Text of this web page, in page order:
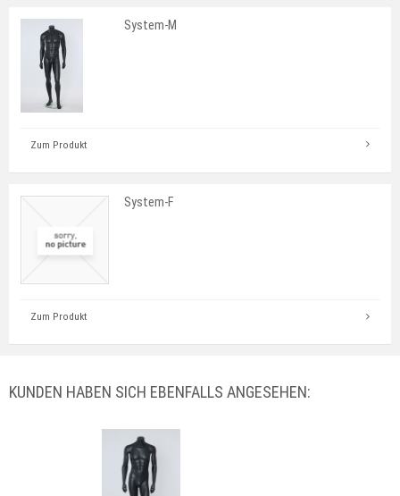
System-M
Zum Produkt
System-F
Zum Produkt
KUNDEN HABEN SICH EBENFALLS ANGESEHEN: